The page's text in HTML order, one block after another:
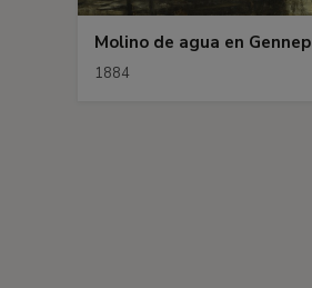
Molino de agua en Gennep
1884